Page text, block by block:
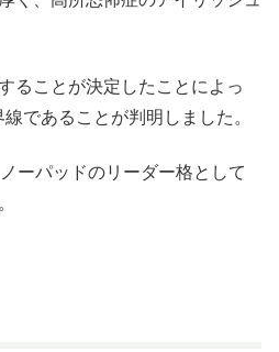
ることが決定したことによっ
であることが判明しました。
ーパッドのリーダー格として